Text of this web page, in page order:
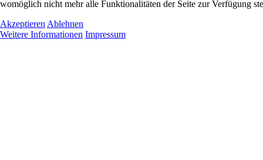
womöglich nicht mehr alle Funktionalitäten der Seite zur Verfügung
Akzeptieren Ablehnen
Weitere Informationen Impressum